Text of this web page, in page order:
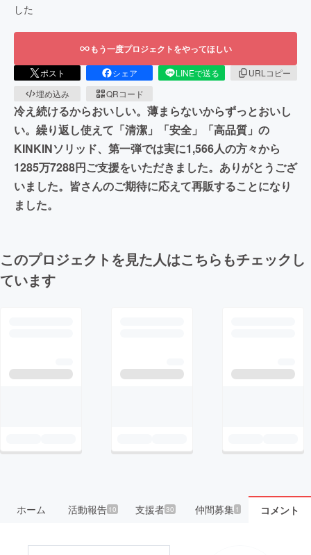
した
もう一度プロジェクトをやってほしい
ポスト シェア LINEで送る
URLコピー
埋め込み
QRコード
冷え続けるからおいしい。薄まらないからずっとおいし
い。繰り返し使えて「清潔」「安全」「高品質」の
KINKINソリッド、第一弾では実に1,566人の方々から
1285万7288円ご支援をいただきました。ありがとうござ
いました。皆さんのご期待に応えて再販することになり
ました。
このプロジェクトを見た人はこちらもチェックし
ています
ホーム 活動報告10 支援者30 仲間募集 1 コメント